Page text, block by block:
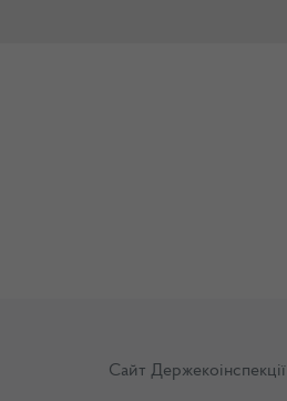
Сайт Держекоінспекції